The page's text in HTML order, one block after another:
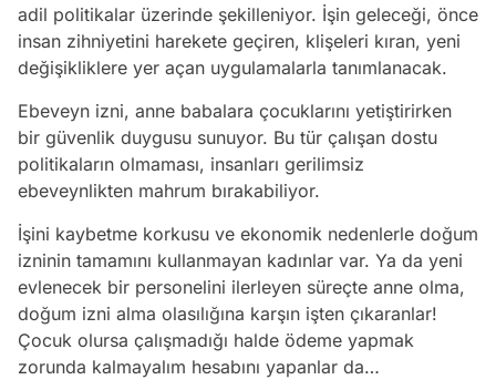
adil politikalar üzerinde şekilleniyor. İşin geleceği, önce
insan zihniyetini harekete geçiren, klişeleri kıran, yeni
değişikliklere yer açan uygulamalarla tanımlanacak.
Ebeveyn izni, anne babalara çocuklarını yetiştirirken
bir güvenlik duygusu sunuyor. Bu tür çalışan dostu
politikaların olmaması, insanları gerilimsiz
ebeveynlikten mahrum bırakabiliyor.
İşini kaybetme korkusu ve ekonomik nedenlerle doğum
izninin tamamını kullanmayan kadınlar var. Ya da yeni
evlenecek bir personelini ilerleyen süreçte anne olma,
doğum izni alma olasılığına karşın işten çıkaranlar!
Çocuk olursa çalışmadığı halde ödeme yapmak
zorunda kalmayalım hesabını yapanlar da…